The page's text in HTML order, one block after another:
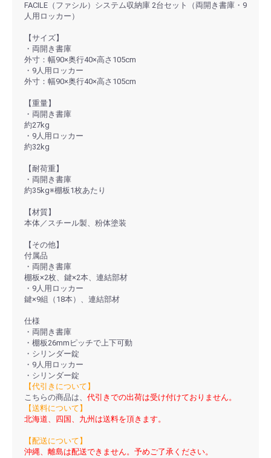
FACILE（ファシル）システム収納庫 2台セット（両開き書庫・9
人用ロッカー）
【サイズ】
・両開き書庫
外寸：幅90×奥行40×高さ105cm
・9人用ロッカー
外寸：幅90×奥行40×高さ105cm
【重量】
・両開き書庫
約27kg
・9人用ロッカー
約32kg
【耐荷重】
・両開き書庫
約35kg※棚板1枚あたり
【材質】
本体／スチール製、粉体塗装
【その他】
付属品
・両開き書庫
棚板×2枚、鍵×2本、連結部材
・9人用ロッカー
鍵×9組（18本）、連結部材
仕様
・両開き書庫
・棚板26mmピッチで上下可動
・シリンダー錠
・9人用ロッカー
・シリンダー錠
【代引きについて】
こちらの商品は、 代引きでの出荷は受け付けておりません。
【送料について】
北海道、四国、九州は送料を頂きます。
【配送について】
沖縄、離島は配送できません。予めご了承ください。